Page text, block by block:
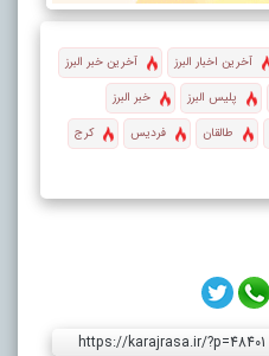
آخرین اخبار البرز
آخرین خبر البرز
پلیس البرز
خبر البرز
طالقان فردیس
کرج
https://karajrasa.ir/?p=48401